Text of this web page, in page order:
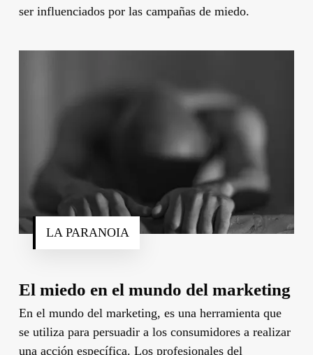
ser influenciados por las campañas de miedo.
LA PARANOIA
El miedo en el mundo del marketing
En el mundo del marketing, es una herramienta que
se utiliza para persuadir a los consumidores a realizar
una acción específica. Los profesionales del